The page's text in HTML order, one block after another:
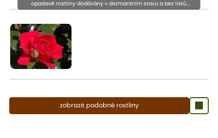
zobrazit podobné rostliny
opadavé rostliny dodávány v dormantním stavu a bez listů.
Rostliny mohou být také sestřiženy níže, než je uvedená výška,